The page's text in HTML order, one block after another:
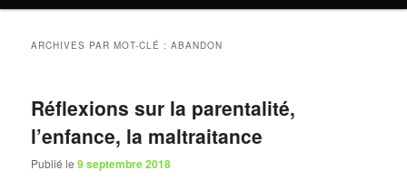
ARCHIVES PAR MOT-CLÉ :ABANDON
Réflexions sur la parentalité,
l’enfance, la maltraitance
Publié le9 septembre 2018